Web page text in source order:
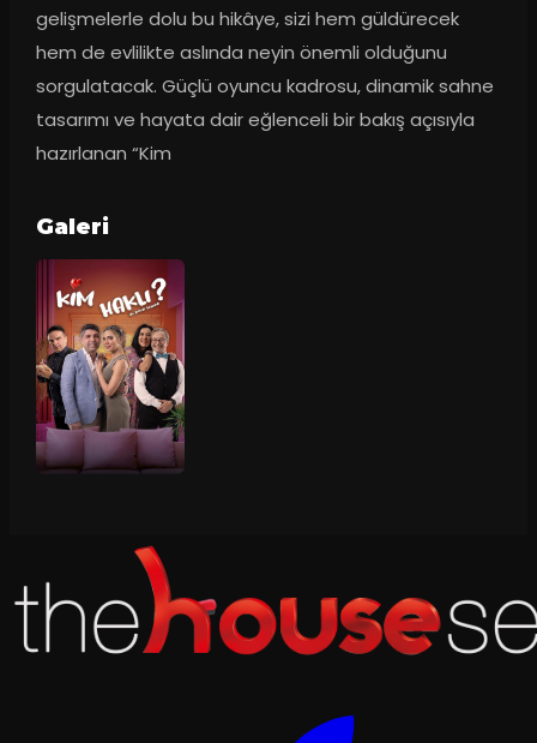
gelişmelerle dolu bu hikâye, sizi hem güldürecek
hem de evlilikte aslında neyin önemli olduğunu
sorgulatacak. Güçlü oyuncu kadrosu, dinamik sahne
tasarımı ve hayata dair eğlenceli bir bakış açısıyla
hazırlanan “Kim
Galeri